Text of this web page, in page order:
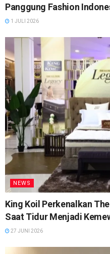
Panggung Fashion
1 JULI 2026
NEWS
King Koil Perkenalkan
Saat Tidur Menjadi
27 JUNI 2026